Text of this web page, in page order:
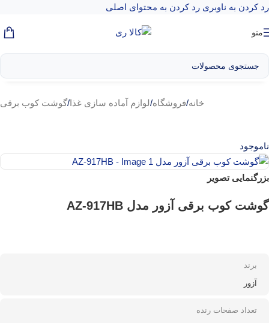
رد کردن به ناوبری رد کردن به محتوای اصلی
منو
خانه/فروشگاه/لوازم آماده سازی غذا/گوشت کوب برقی
ناموجود
بزرگنمایی تصویر
گوشت کوب برقی آزور مدل AZ-917HB
برند
آزور
تعداد صفحات رنده